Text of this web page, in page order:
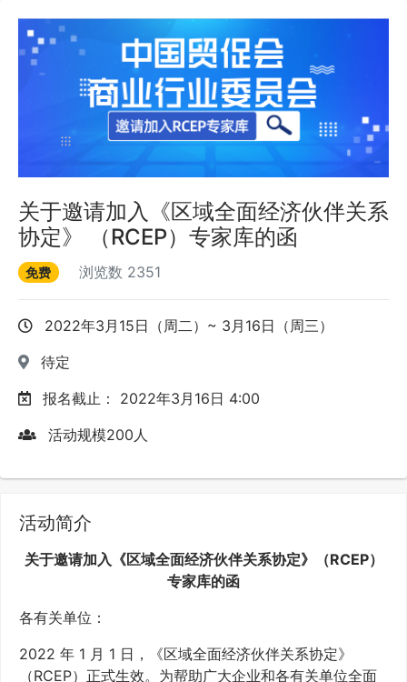
关于邀请加入《区域全面经济伙伴关系
协定》 （RCEP）专家库的函
免费 浏览数 2351
2022年3月15日（周二）~ 3月16日（周三）
待定
报名截止： 2022年3月16日 4:00
活动规模200 人
活动简介
关于邀请加入《区域全面经济伙伴关系协定》（RCEP）
专家库的函
各有关单位：
2022 年 1 月 1 日，《区域全面经济伙伴关系协定》
（RCEP）正式生效。为帮助广大企业和各有关单位全面